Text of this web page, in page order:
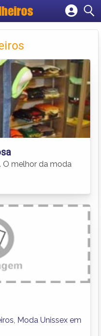
empresa
O melhor da moda
Moda Unissex em